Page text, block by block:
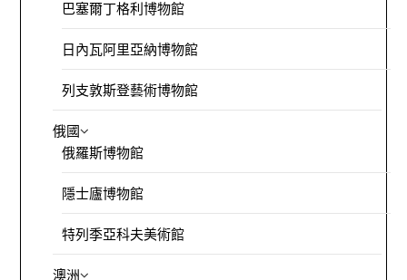
巴塞爾丁格利博物館
日內瓦阿里亞納博物館
列支敦斯登藝術博物館
俄國
俄羅斯博物館
隱士廬博物館
特列季亞科夫美術館
澳洲